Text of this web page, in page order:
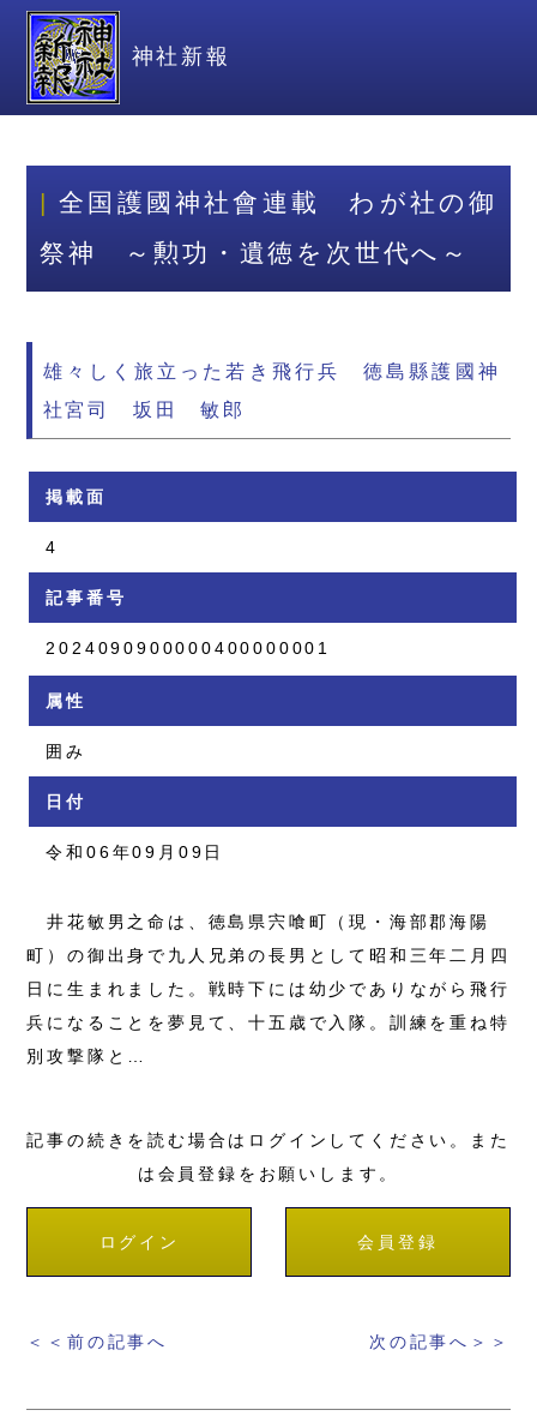
神社新報
全国護國神社會連載 わが社の御
祭神 ～勲功・遺徳を次世代へ～
雄々しく旅立った若き飛行兵 徳島縣護國神
社宮司 坂田 敏郎
掲載面
4
記事番号
2024090900000400000001
属性
囲み
日付
令和06年09月09日
井花敏男之命は、徳島県宍喰町（現・海部郡海陽
町）の御出身で九人兄弟の長男として昭和三年二月四
日に生まれました。戦時下には幼少でありながら飛行
兵になることを夢見て、十五歳で入隊。訓練を重ね特
別攻撃隊と…
記事の続きを読む場合はログインしてください。また
は会員登録をお願いします。
ログイン 会員登録
＜＜前の記事へ 次の記事へ＞＞